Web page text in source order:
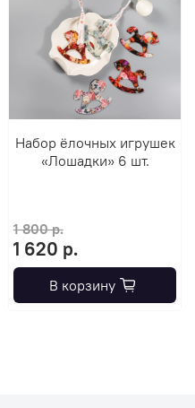
Набор ёлочных игрушек
«Лошадки» 6 шт.
1 800 р.
1 620 р.
В корзину